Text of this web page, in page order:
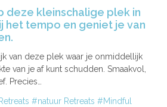
deze kleinschalige plek in
het tempo en geniet je van
van deze plek waar je onmiddellijk
van je af kunt schudden. Smaakvol,
Precies…
natuur Retreats
Mindful